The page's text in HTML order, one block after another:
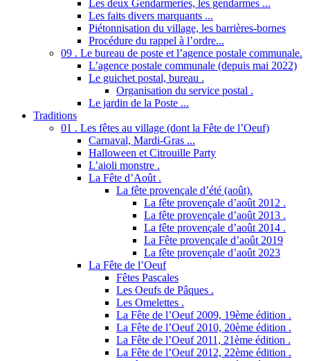
Les deux Gendarmeries, les gendarmes ...
Les faits divers marquants ...
Piétonnisation du village, les barrières-bornes
Procédure du rappel à l’ordre...
09 . Le bureau de poste et l’agence postale communale.
L’agence postale communale (depuis mai 2022)
Le guichet postal, bureau .
Organisation du service postal .
Le jardin de la Poste ...
Traditions
01 . Les fêtes au village (dont la Fête de l’Oeuf)
Carnaval, Mardi-Gras ...
Halloween et Citrouille Party
L’aioli monstre .
La Fête d’Août .
La fête provençale d’été (août).
La fête provençale d’août 2012 .
La fête provençale d’août 2013 .
La fête provençale d’août 2014 .
La Fête provençale d’août 2019
La fête provençale d’août 2023
La Fête de l’Oeuf
Fêtes Pascales
Les Oeufs de Pâques .
Les Omelettes .
La Fête de l’Oeuf 2009, 19ème édition .
La Fête de l’Oeuf 2010, 20ème édition .
La Fête de l’Oeuf 2011, 21ème édition .
La Fête de l’Oeuf 2012, 22ème édition .